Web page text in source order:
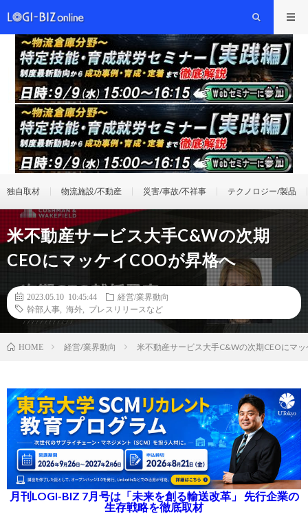
独自取材 物流施設/不動産 災害/事故/不祥事 テクノロジー/製品
米不動産サービス大手C&Wの次期
CEOにマッケイCOOが昇格へ
2023.05.10 10:45:44
経営/業界動向
幹部人事
海外 プレスリリースなど
HOME 経営/業界動向 米不動産サービス大手C&Wの次期CEOにマ
月刊LOGI-BIZ 7月号は「未来を創る輸送改革」 先行企業の
生存戦略を徹底取材